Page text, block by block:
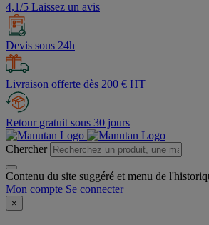
4,1/5 Laissez un avis
Devis sous 24h
Livraison offerte dès 200 € HT
Retour gratuit sous 30 jours
Chercher
Contenu du site suggéré et menu de
Mon compte Se connecter
×